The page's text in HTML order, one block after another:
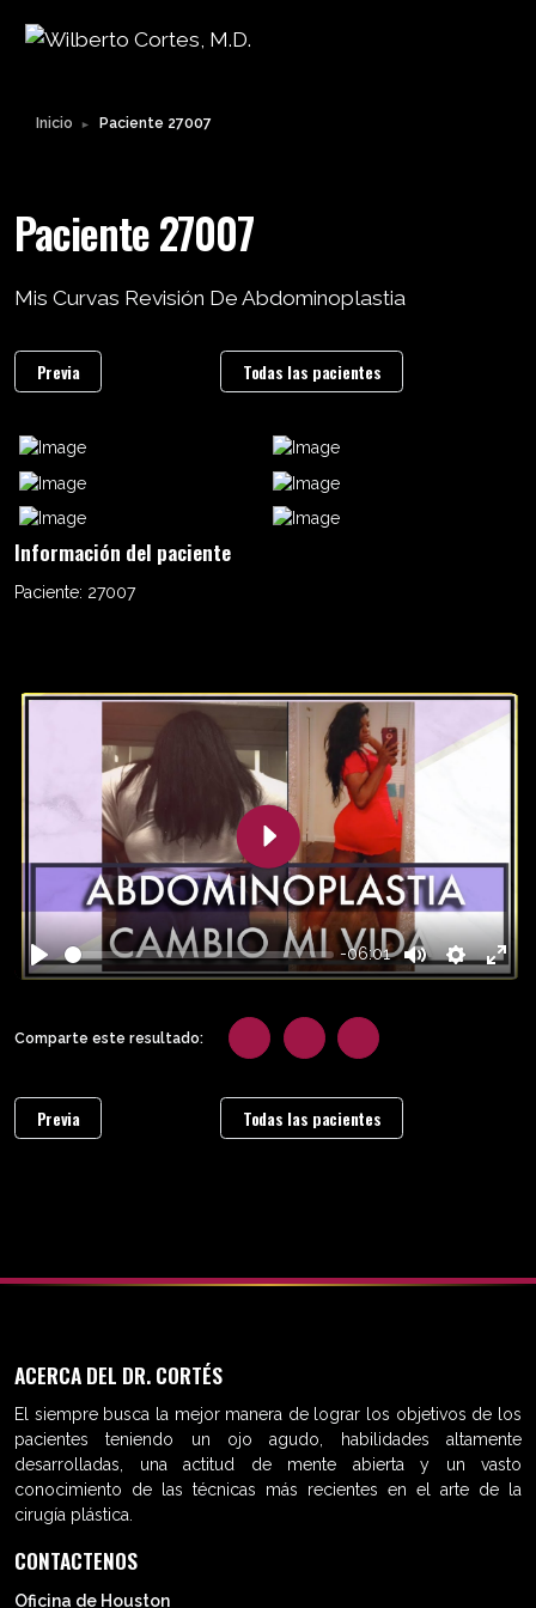
Inicio ► Paciente 27007
Paciente 27007
Mis Curvas Revisión De Abdominoplastia
Previa Todas las pacientes
Información del paciente
Paciente: 27007
Play
-06:01
MuteSettings
Enter
Play
Comparte este resultado:
Previa Todas las pacientes
ACERCA DEL DR. CORTÉS
El siempre busca la mejor manera de lograr los objetivos de los
pacientes teniendo un ojo agudo, habilidades altamente
desarrolladas, una actitud de mente abierta y un vasto
conocimiento de las técnicas más recientes en el arte de la
cirugía plástica.
CONTACTENOS
Oficina de Houston